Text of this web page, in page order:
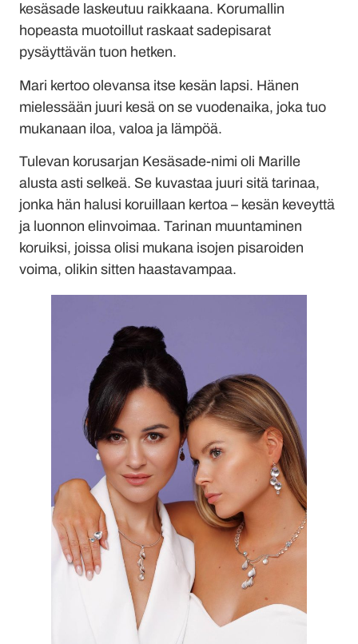
kesäsade laskeutuu raikkaana. Korumallin
hopeasta muotoillut raskaat sadepisarat
pysäyttävän tuon hetken.
Mari kertoo olevansa itse kesän lapsi. Hänen
mielessään juuri kesä on se vuodenaika, joka tuo
mukanaan iloa, valoa ja lämpöä.
Tulevan korusarjan Kesäsade-nimi oli Marille
alusta asti selkeä. Se kuvastaa juuri sitä tarinaa,
jonka hän halusi koruillaan kertoa – kesän keveyttä
ja luonnon elinvoimaa. Tarinan muuntaminen
koruiksi, joissa olisi mukana isojen pisaroiden
voima, olikin sitten haastavampaa.